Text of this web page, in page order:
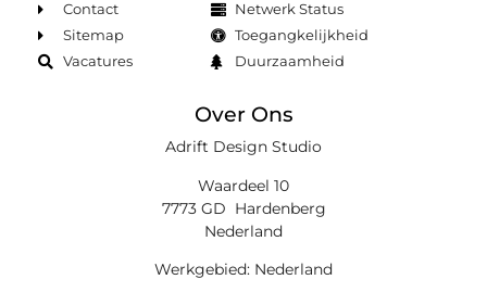
Contact
Sitemap
Vacatures
Netwerk Status
Toegangkelijkheid
Duurzaamheid
Over Ons
Adrift Design Studio
Waardeel 10
7773 GD Hardenberg
Nederland
Werkgebied: Nederland